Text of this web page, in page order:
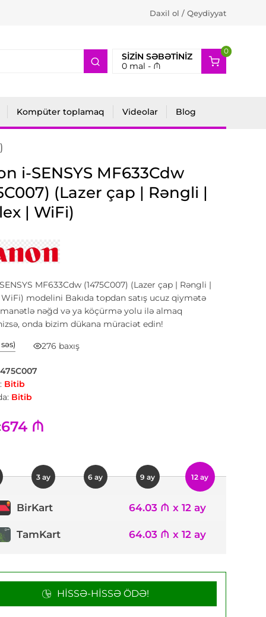
Daxil ol / Qeydiyyat
SIZIN SƏBƏTINIZ
0mal - ₼
0
2
Kompüter toplamaq Videolar Blog
i-SENSYS MF633Cdw
(Lazer çap | Rəngli |
| WiFi)
MF633Cdw (1475C007) (Lazer çap | Rəngli |
modelini Bakıda topdan satış ucuz qiymətə
nəğd və ya köçürmə yolu ilə almaq
onda bizim dükana müraciət edin!
səs) 276 baxış
Bitib
Bitib
674 ₼
3 ay 6 ay 9 ay 12 ay
BirKart 64.03 ₼ x 12 ay
TamKart 64.03 ₼ x 12 ay
HISSƏ-HISSƏ ÖDƏ!